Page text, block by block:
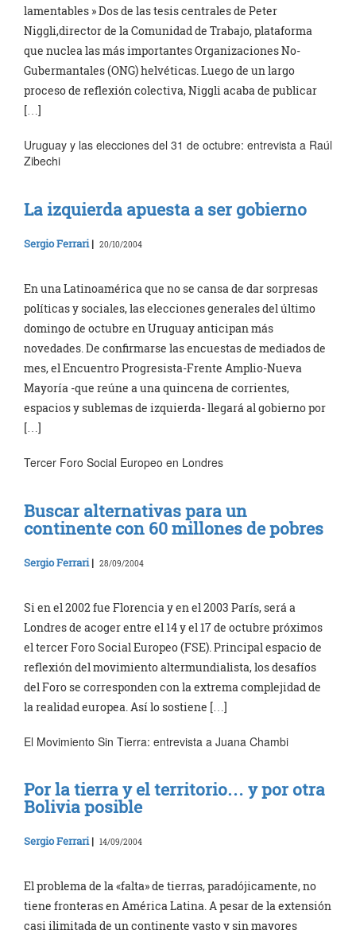
lamentables » Dos de las tesis centrales de Peter
Niggli,director de la Comunidad de Trabajo, plataforma
que nuclea las más importantes Organizaciones No-
Gubermantales (ONG) helvéticas. Luego de un largo
proceso de reflexión colectiva, Niggli acaba de publicar
[…]
Uruguay y las elecciones del 31 de octubre: entrevista a Raúl
Zibechi
La izquierda apuesta a ser gobierno
Sergio Ferrari| 20/10/2004
En una Latinoamérica que no se cansa de dar sorpresas
políticas y sociales, las elecciones generales del último
domingo de octubre en Uruguay anticipan más
novedades. De confirmarse las encuestas de mediados de
mes, el Encuentro Progresista-Frente Amplio-Nueva
Mayoría -que reúne a una quincena de corrientes,
espacios y sublemas de izquierda- llegará al gobierno por
[…]
Tercer Foro Social Europeo en Londres
Buscar alternativas para un
continente con 60 millones de pobres
Sergio Ferrari| 28/09/2004
Si en el 2002 fue Florencia y en el 2003 París, será a
Londres de acoger entre el 14 y el 17 de octubre próximos
el tercer Foro Social Europeo (FSE). Principal espacio de
reflexión del movimiento altermundialista, los desafíos
del Foro se corresponden con la extrema complejidad de
la realidad europea. Así lo sostiene […]
El Movimiento Sin Tierra: entrevista a Juana Chambi
Por la tierra y el territorio… y por otra
Bolivia posible
Sergio Ferrari| 14/09/2004
El problema de la «falta» de tierras, paradójicamente, no
tiene fronteras en América Latina. A pesar de la extensión
casi ilimitada de un continente vasto y sin mayores